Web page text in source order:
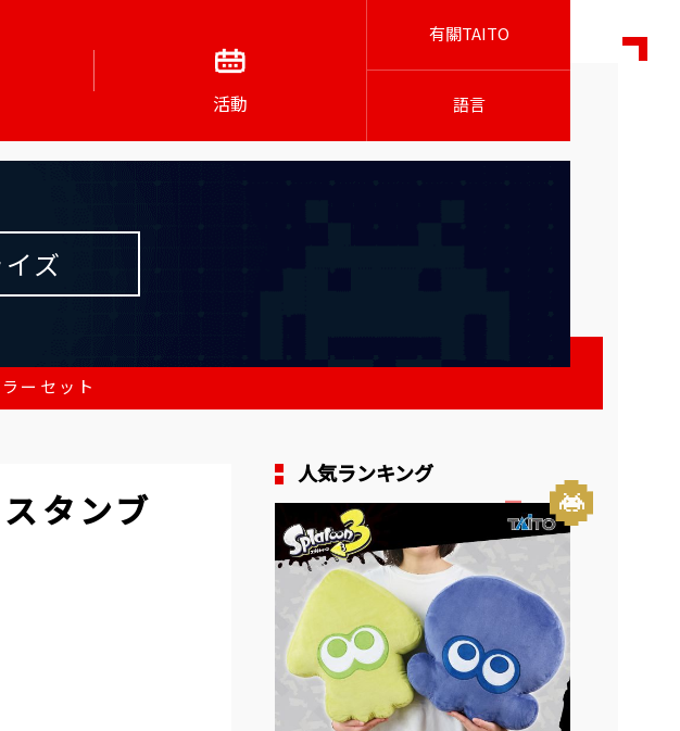
活動
有關TAITO
語言
ズ
ーセット
タンブ
人気ランキング